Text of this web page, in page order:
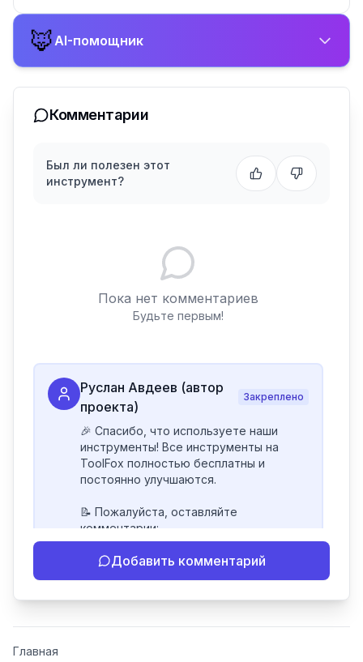
🦊AI-помощник
Комментарии
Был ли полезен этот
инструмент?
Пока нет комментариев
Будьте первым!
Руслан Авдеев (автор
проекта)
Закреплено
🎉 Спасибо, что используете наши
инструменты! Все инструменты на
ToolFox полностью бесплатны и
постоянно улучшаются.
📝 Пожалуйста, оставляйте
комментарии:
- Если инструмент работает
некорректно
Добавить комментарий
Главная